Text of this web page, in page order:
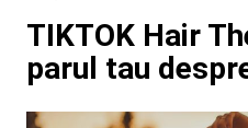
TIKTOK Hair
parul tau